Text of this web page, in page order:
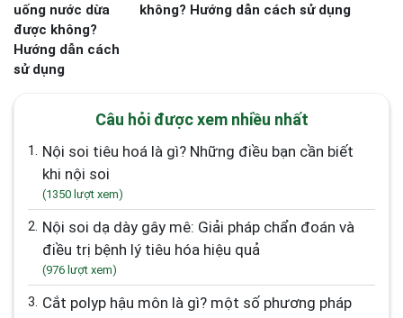
không? Hướng dẫn cách sử dụng
Câu hỏi được xem nhiều nhất
1. Nội soi tiêu hoá là gì? Những điều bạn cần biết
khi nội soi
(1350 lượt xem)
2. Nội soi dạ dày gây mê: Giải pháp chẩn đoán và
điều trị bệnh lý tiêu hóa hiệu quả
(976 lượt xem)
3. Cắt polyp hậu môn là gì? một số phương pháp